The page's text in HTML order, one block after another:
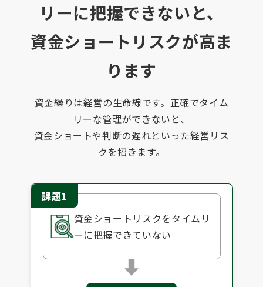
リーに把握できないと、
資金ショートリスクが高ま
ります
資金繰りは経営の生命線です。正確でタイム
リーな管理ができないと、
資金ショートや判断の遅れといった経営リス
クを招きます。
課題1
資金ショートリスクをタイムリ
ーに把握できていない